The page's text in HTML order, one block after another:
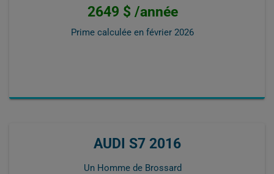
2649 $ /année
Prime calculée en février 2026
AUDI S7 2016
Un Homme de Brossard